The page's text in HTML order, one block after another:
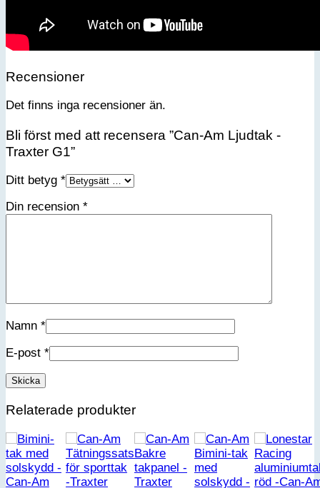
Recensioner
Det finns inga recensioner än.
Bli först med att recensera ”Can-Am Ljudtak -
Traxter G1”
Ditt betyg *
Din recension *
Namn *
E-post *
Relaterade produkter